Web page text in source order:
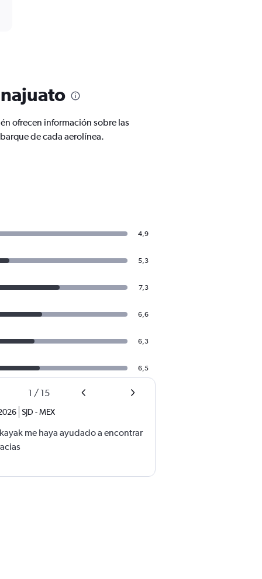
ofrecen información sobre las
de cada aerolínea.
4,9
5,3
7,3
6,6
6,3
6,5
1 / 15
SJD -MEX
me haya ayudado a encontrar